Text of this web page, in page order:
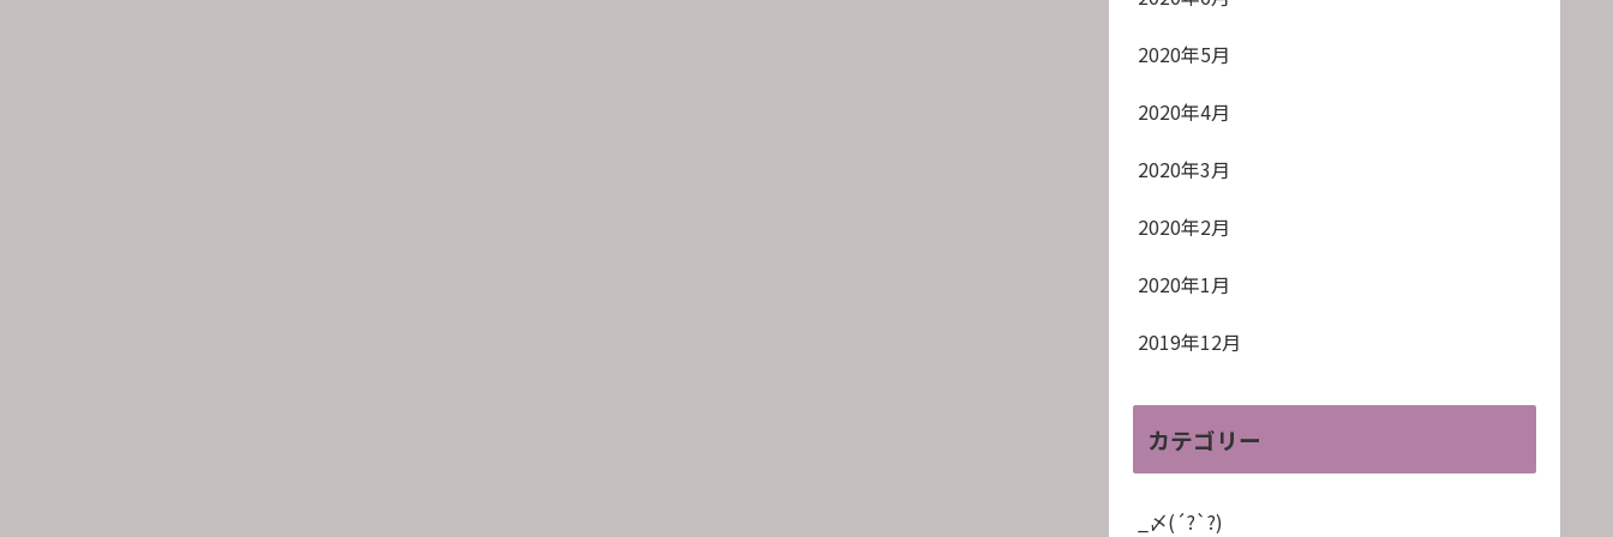
2020年5月
2020年4月
2020年3月
2020年2月
2020年1月
2019年12月
カテゴリー
_〆(´?`?)